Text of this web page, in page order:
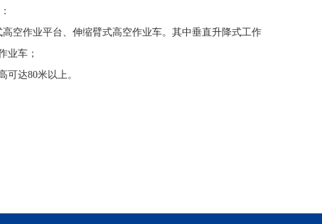
空作业平台、伸缩臂式高空作业车。其中垂直升降式工作
业车；
可达80米以上。